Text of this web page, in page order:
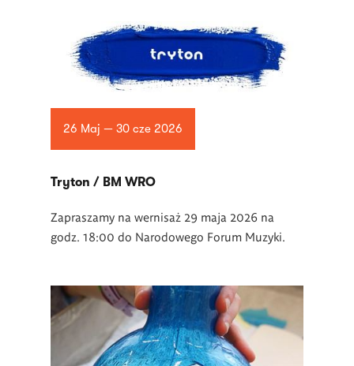
26 Maj — 30 cze 2026
Tryton / BM WRO
Zapraszamy na wernisaż 29 maja 2026 na
godz. 18:00 do Narodowego Forum Muzyki.